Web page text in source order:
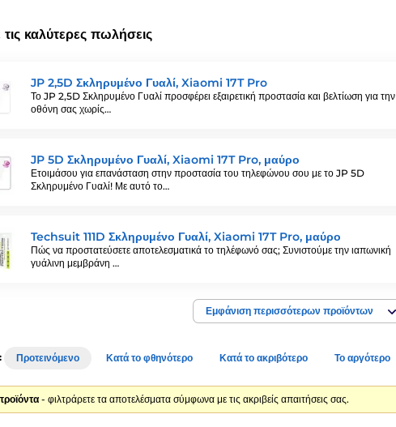
καλύτερες πωλήσεις
JP 2,5D Σκληρυμένο Γυαλί, Xiaomi 17T Pro
Το JP 2,5D Σκληρυμένο Γυαλί προσφέρει εξαιρετική προστασία και βελτίωση για την
οθόνη σας χωρίς…
JP 5D Σκληρυμένο Γυαλί, Xiaomi 17T Pro, μαύρο
Ετοιμάσου για επανάσταση στην προστασία του τηλεφώνου σου με το JP 5D
Σκληρυμένο Γυαλί! Με αυτό το…
Techsuit 111D Σκληρυμένο Γυαλί, Xiaomi 17T Pro, μαύρο
Πώς να προστατεύσετε αποτελεσματικά το τηλέφωνό σας; Συνιστούμε την ιαπωνική
γυάλινη μεμβράνη …
Εμφάνιση περισσότερων προϊόντων
Προτεινόμενο Κατά το φθηνότερο Κατά το ακριβότερο Το αργότερο
- φιλτράρετε τα αποτελέσματα σύμφωνα με τις ακριβείς απαιτήσεις σας.